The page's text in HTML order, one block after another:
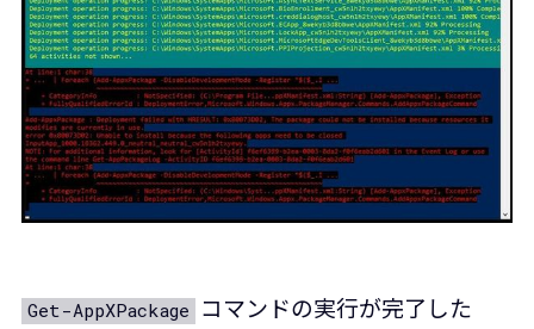
Get-AppXPackage コマンドの実行が完了した